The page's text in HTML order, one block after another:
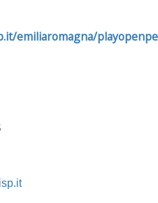
emiliaromagna/